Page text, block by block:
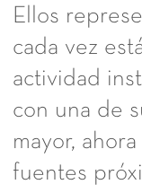
Ellos
cada vez
actividad
con una de
mayor,
fuentes